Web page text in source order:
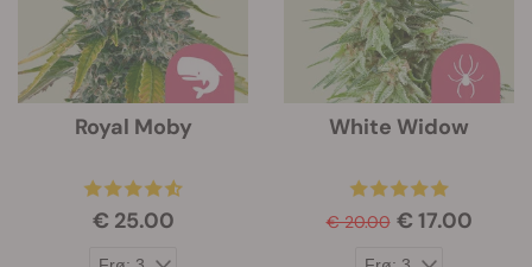
Royal Moby
€ 25.00
White Widow
€ 20.00 € 17.00